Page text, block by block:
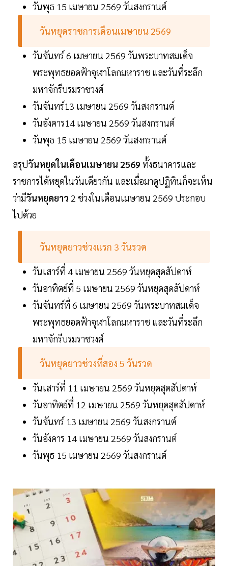
วันพุธ 15 เมษายน 2569 วันสงกรานต์
วันหยุดราชการเดือนเมษายน 2569
วันจันทร์ 6 เมษายน 2569 วันพระบาทสมเด็จ
พระพุทธยอดฟ้าจุฬาโลกมหาราช และวันที่ระลึก
มหาจักรีบรมราชวงศ์
วันจันทร์13 เมษายน 2569 วันสงกรานต์
วันอังคาร14 เมษายน 2569 วันสงกรานต์
วันพุธ 15 เมษายน 2569 วันสงกรานต์
สรุปวันหยุดในเดือนเมษายน 2569 ทั้งธนาคารและ
ราชการได้หยุดในวันเดียวกัน และเมื่อมาดูปฏิทินก็จะเห็น
ว่ามีวันหยุดยาว 2 ช่วงในเดือนเมษายน 2569 ประกอบ
ไปด้วย
วันหยุดยาวช่วงแรก 3 วันรวด
วันเสาร์ที่ 4 เมษายน 2569 วันหยุดสุดสัปดาห์
วันอาทิตย์ที่ 5 เมษายน 2569 วันหยุดสุดสัปดาห์
วันจันทร์ที่ 6 เมษายน 2569 วันพระบาทสมเด็จ
พระพุทธยอดฟ้าจุฬาโลกมหาราช และวันที่ระลึก
มหาจักรีบรมราชวงศ์
วันหยุดยาวช่วงที่สอง 5 วันรวด
วันเสาร์ที่ 11 เมษายน 2569 วันหยุดสุดสัปดาห์
วันอาทิตย์ที่ 12 เมษายน 2569 วันหยุดสุดสัปดาห์
วันจันทร์ 13 เมษายน 2569 วันสงกรานต์
วันอังคาร 14 เมษายน 2569 วันสงกรานต์
วันพุธ 15 เมษายน 2569 วันสงกรานต์